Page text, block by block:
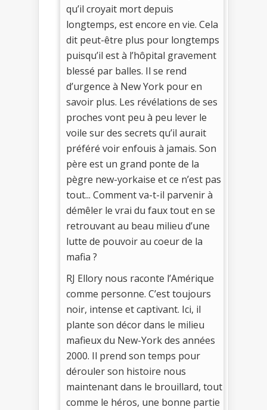
qu’il croyait mort depuis
longtemps, est encore en vie. Cela
dit peut-être plus pour longtemps
puisqu’il est à l’hôpital gravement
blessé par balles. Il se rend
d’urgence à New York pour en
savoir plus. Les révélations de ses
proches vont peu à peu lever le
voile sur des secrets qu’il aurait
préféré voir enfouis à jamais. Son
père est un grand ponte de la
pègre new-yorkaise et ce n’est pas
tout... Comment va-t-il parvenir à
démêler le vrai du faux tout en se
retrouvant au beau milieu d’une
lutte de pouvoir au coeur de la
mafia ?
RJ Ellory nous raconte l’Amérique
comme personne. C’est toujours
noir, intense et captivant. Ici, il
plante son décor dans le milieu
mafieux du New-York des années
2000. Il prend son temps pour
dérouler son histoire nous
maintenant dans le brouillard, tout
comme le héros, une bonne partie